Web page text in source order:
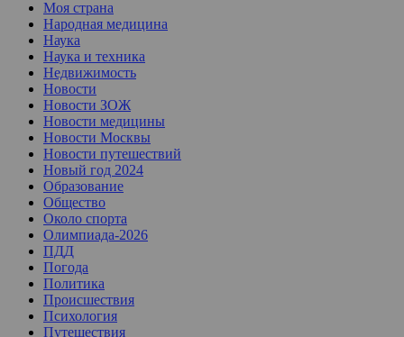
Моя страна
Народная медицина
Наука
Наука и техника
Недвижимость
Новости
Новости ЗОЖ
Новости медицины
Новости Москвы
Новости путешествий
Новый год 2024
Образование
Общество
Около спорта
Олимпиада-2026
ПДД
Погода
Политика
Происшествия
Психология
Путешествия